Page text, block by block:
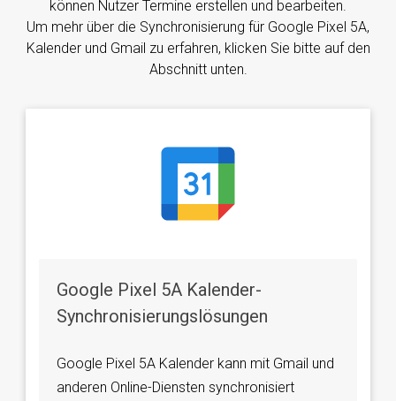
können Nutzer Termine erstellen und bearbeiten.
Um mehr über die Synchronisierung für Google Pixel 5A,
Kalender und Gmail zu erfahren, klicken Sie bitte auf den
Abschnitt unten.
Google Pixel 5A Kalender-
Synchronisierungslösungen
Google Pixel 5A Kalender kann mit Gmail und
anderen Online-Diensten synchronisiert